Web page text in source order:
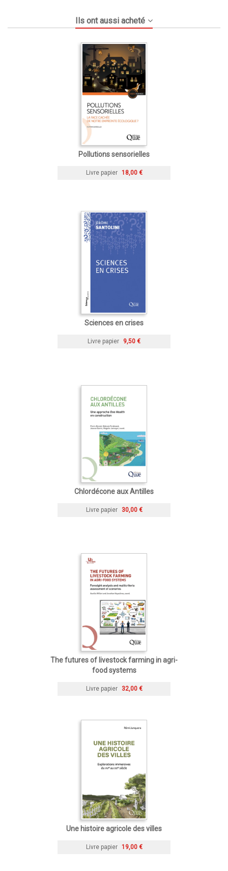
Ils ont aussi acheté
Pollutions sensorielles
Livre papier 18,00 €
Sciences en crises
Livre papier 9,50 €
Chlordécone aux Antilles
Livre papier 30,00 €
The futures of livestock farming in agri-
food systems
Livre papier 32,00 €
Une histoire agricole des villes
Livre papier 19,00 €